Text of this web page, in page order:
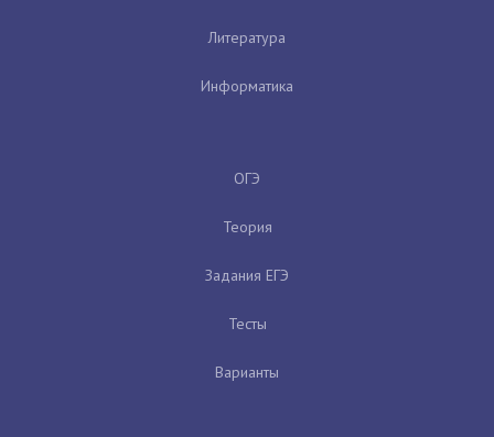
Литература
Информатика
ОГЭ
Теория
Задания ЕГЭ
Тесты
Варианты